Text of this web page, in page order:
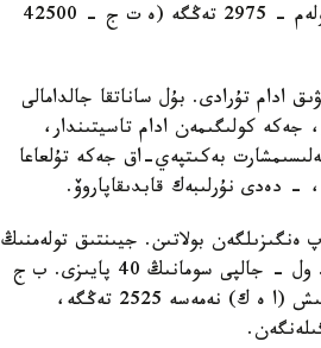
- جەكە كاسىپكەرلەر - 1,4 ەڭ تومەنگى جالاقىنىڭ %5 (اي سايىنعى تولەم - 2975 تەڭگە (ە ت ج - 42500
ءوزىن-ءوزى جۇمىسپەن قامتىعان 50 مىڭعا جۋىق ادام تۇرادى. بۇل ساناتقا جالدامالى
جەكە كولىگىمەن ادام تاسيتىندار،
بەكىتپەي-اق جەكە تۇلعاعا
- دەدى نۇرلىبەك قابدىقاپاروۆ.
جىلدىڭ 1- قاڭتارىنان باستاپ ەنگىزىلگەن بولاتىن. جيىنتىق تولەمنىڭ
ىشىندە وزگە دە الەۋمەتتىك تولەمدەرگە قوسا ساقتاندىرۋ جارناسى دا بار. ول - جالپى سومانىڭ 40 پايىزى. ب ج
ت - رەسپۋبليكالىق ماڭىزى بار قالالار ءۇشىن 1 ايلىق ەسەپتىك كورسەتكىش (ا ە ك) نەمەسە 2525 تەڭگە،